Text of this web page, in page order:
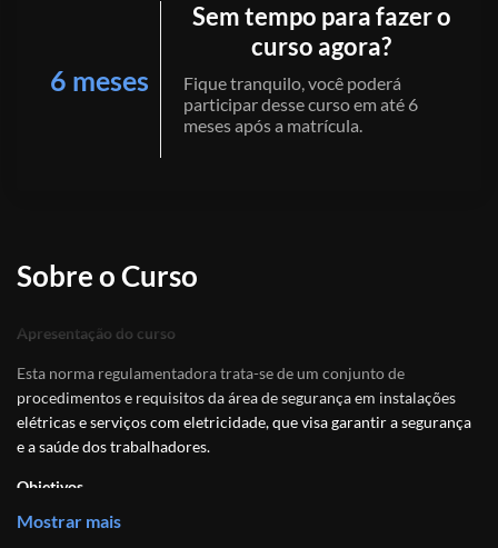
6 meses
Sem tempo para fazer o
curso agora?
Fique tranquilo, você poderá
participar desse curso em até 6
meses após a matrícula.
Sobre o Curso
Apresentação do curso
Esta norma regulamentadora trata-se de um conjunto de
procedimentos e requisitos da área de segurança em instalações
elétricas e serviços com eletricidade, que visa garantir a segurança
e a saúde dos trabalhadores.
Objetivos
A norma regulamentadora nº 10 (Segurança em instalações e
Mostrar mais